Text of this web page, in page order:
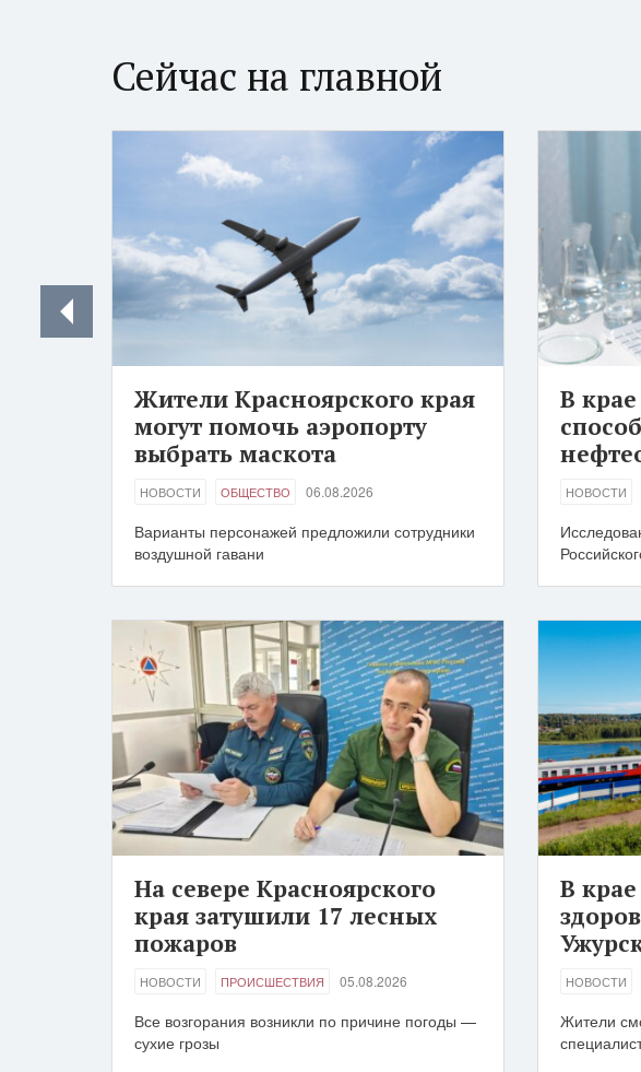
Сейчас на главной
Жители Красноярского края
могут помочь аэропорту
выбрать маскота
НОВОСТИ ОБЩЕСТВО 06.08.2026
Варианты персонажей предложили сотрудники
воздушной гавани
В
НОВОСТИ
На севере Красноярского
края затушили 17 лесных
пожаров
НОВОСТИ ПРОИСШЕСТВИЯ 05.08.2026
Все возгорания возникли по причине погоды —
сухие грозы
В крае
НОВОСТИ
Жители